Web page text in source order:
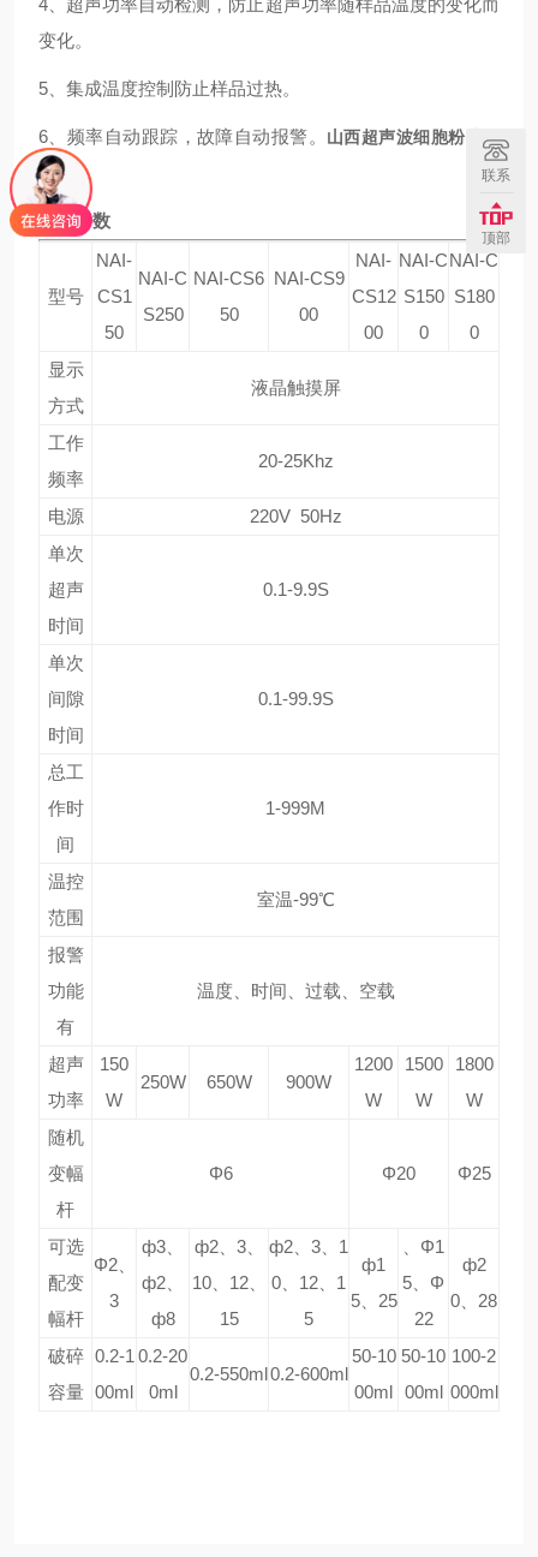
4、超声功率自动检测，防止超声功率随样品温度的变化而
变化。
5、集成温度控制防止样品过热。
6、频率自动跟踪，故障自动报警。 山西超声波细胞粉碎机
价格
技术参数
型号
NAI-
CS1
50
NAI-C
S250
NAI-CS6
50
NAI-CS9
00
NAI-
CS12
00
NAI-C
S150
0
NAI-C
S180
0
显示
方式
液晶触摸屏
工作
频率
20-25Khz
电源
220V 50Hz
单次
超声
时间
0.1-9.9S
单次
间隙
时间
0.1-99.9S
总工
作时
间
1-999M
温控
范围
室温-99℃
报警
功能
有
温度、时间、过载、空载
超声
功率
150
W
250W 650W 900W
1200
W
1500
W
1800
W
随机
变幅
杆
Φ6 Φ20 Φ25
可选
配变
幅杆
Φ2、
3
ф3、
ф2、
ф8
ф2、3、
10、12、
15
ф2、3、1
0、12、1
5
ф1
5、25
、Φ1
5、Φ
22
ф2
0、28
破碎
容量
0.2-1
00ml
0.2-20
0ml
0.2-550ml0.2-600ml
50-10
00ml
50-10
00ml
100-2
000ml
联系
顶部